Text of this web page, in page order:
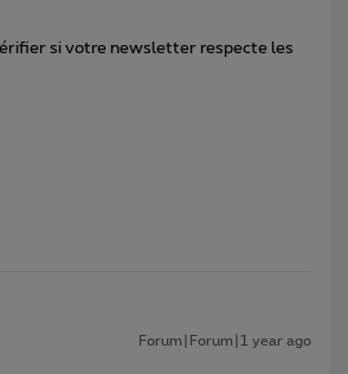
si votre newsletter respecte les
Forum|Forum|1 year ago